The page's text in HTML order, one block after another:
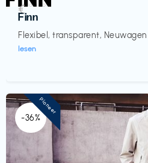
Automobil
Finn
Flexibel, transparent, Neuwagen
lesen
€‎
-36%
Pioneer